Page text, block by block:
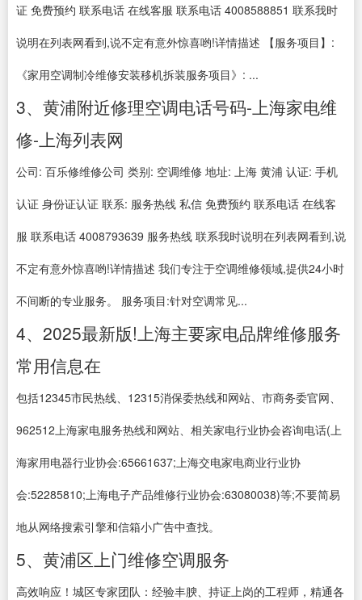
证 免费预约 联系电话 在线客服 联系电话 4008588851 联系我时
说明在列表网看到,说不定有意外惊喜哟!详情描述 【服务项目】:
《家用空调制冷维修安装移机拆装服务项目》: ...
3、黄浦附近修理空调电话号码-上海家电维
修-上海列表网
公司: 百乐修维修公司 类别: 空调维修 地址: 上海 黄浦 认证: 手机
认证 身份证认证 联系: 服务热线 私信 免费预约 联系电话 在线客
服 联系电话 4008793639 服务热线 联系我时说明在列表网看到,说
不定有意外惊喜哟!详情描述 我们专注于空调维修领域,提供24小时
不间断的专业服务。 服务项目:针对空调常见...
4、2025最新版!上海主要家电品牌维修服务
常用信息在
包括12345市民热线、12315消保委热线和网站、市商务委官网、
962512上海家电服务热线和网站、相关家电行业协会咨询电话(上
海家用电器行业协会:65661637;上海交电家电商业行业协
会:52285810;上海电子产品维修行业协会:63080038)等;不要简易
地从网络搜索引擎和信箱小广告中查找。
5、黄浦区上门维修空调服务
高效响应！城区专家团队：经验丰腴、持证上岗的工程师，精通各